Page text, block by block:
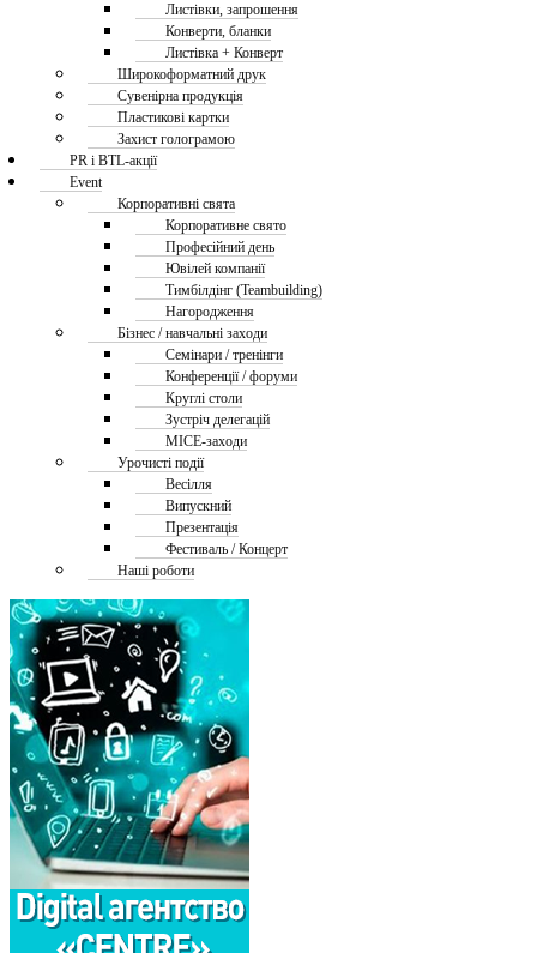
Листівки, запрошення
Конверти, бланки
Листівка + Конверт
Широкоформатний друк
Сувенірна продукція
Пластикові картки
Захист голограмою
PR і BTL-акції
Event
Корпоративні свята
Корпоративне свято
Професійний день
Ювілей компанії
Тимбілдінг (Teambuilding)
Нагородження
Бізнес / навчальні заходи
Семінари / тренінги
Конференції / форуми
Круглі столи
Зустріч делегацій
MICE-заходи
Урочисті події
Весілля
Випускний
Презентація
Фестиваль / Концерт
Наші роботи